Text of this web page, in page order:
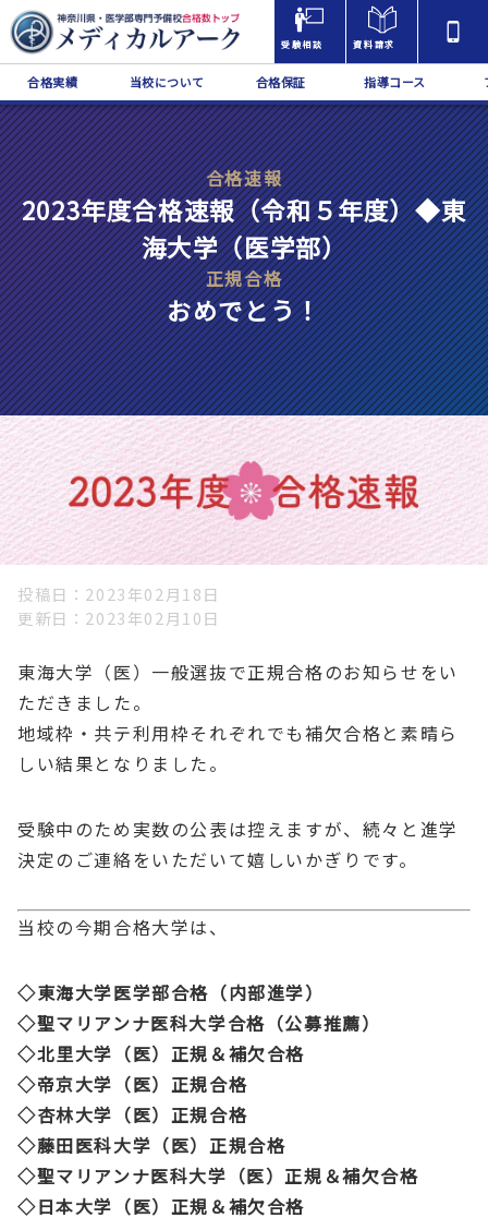
受験相談 資料請求
合格実績 当校について 合格保証 指導コース
合格速報
2023年度合格速報（令和５年度）◆東
海大学（医学部）
正規合格
おめでとう！
投稿日
2023年02月18日
更新日
2023年02月10日
東海大学（医）一般選抜で正規合格のお知らせをい
ただきました。
地域枠・共テ利用枠それぞれでも補欠合格と素晴ら
しい結果となりました。
受験中のため実数の公表は控えますが、続々と進学
決定のご連絡をいただいて嬉しいかぎりです。
当校の今期合格大学は、
◇東海大学医学部合格（内部進学）
◇聖マリアンナ医科大学合格（公募推薦）
◇北里大学（医）正規＆補欠合格
◇帝京大学（医）正規合格
◇杏林大学（医）正規合格
◇藤田医科大学（医）正規合格
◇聖マリアンナ医科大学（医）正規＆補欠合格
◇日本大学（医）正規＆補欠合格